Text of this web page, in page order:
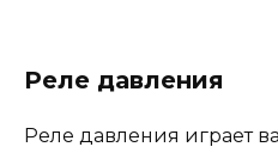
Реле давления
Реле давления играет